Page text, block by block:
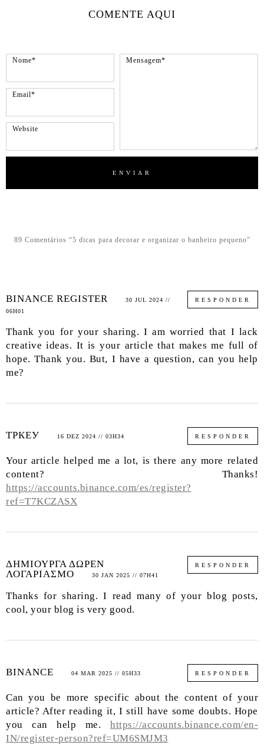
COMENTE AQUI
89 Comentários “5 dicas para decorar e organizar o banheiro pequeno”
BINANCE REGISTER
30 JUL 2024 //
06H01
RESPONDER
Thank you for your sharing. I am worried that I lack
creative ideas. It is your article that makes me full of
hope. Thank you. But, I have a question, can you help
me?
ТРКЕУ 16 DEZ 2024 // 03H34 RESPONDER
Your article helped me a lot, is there any more related
content? Thanks!
https://accounts.binance.com/es/register?
ref=T7KCZASX
ΔΗΜΙΟΥΡΓΑ ΔΩΡΕΝ
ΛΟΓΑΡΙΑΣΜΟ
30 JAN 2025 // 07H41
RESPONDER
Thanks for sharing. I read many of your blog posts,
cool, your blog is very good.
BINANCE 04 MAR 2025 // 05H33 RESPONDER
Can you be more specific about the content of your
article? After reading it, I still have some doubts. Hope
you can help me. https://accounts.binance.com/en-
IN/register-person?ref=UM6SMJM3